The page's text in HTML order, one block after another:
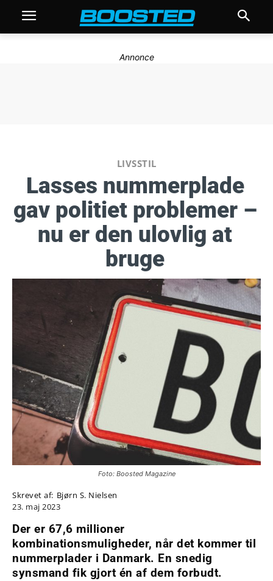
Annonce
LIVSSTIL
Lasses nummerplade
gav politiet problemer –
nu er den ulovlig at
bruge
Foto: Boosted Magazine
Skrevet af: Bjørn S. Nielsen
23. maj 2023
Der er 67,6 millioner
kombinationsmuligheder, når det kommer til
nummerplader i Danmark. En snedig
synsmand fik gjort én af dem forbudt.